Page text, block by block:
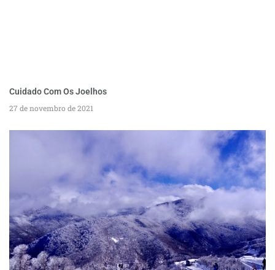
Cuidado Com Os Joelhos
27 de novembro de 2021